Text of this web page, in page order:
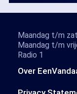
Over
Maandag t/m
Maandag t/m
Radio 1